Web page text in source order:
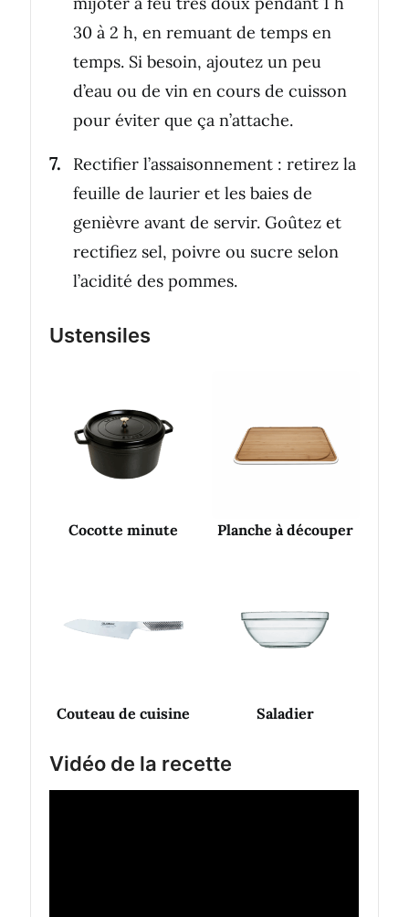
30 à 2 h, en remuant de temps en
temps. Si besoin, ajoutez un peu
d’eau ou de vin en cours de cuisson
pour éviter que ça n’attache.
Rectifier l’assaisonnement : retirez la
feuille de laurier et les baies de
genièvre avant de servir. Goûtez et
rectifiez sel, poivre ou sucre selon
l’acidité des pommes.
Ustensiles
Cocotte minute Planche à découper
Couteau de cuisine Saladier
Vidéo de la recette